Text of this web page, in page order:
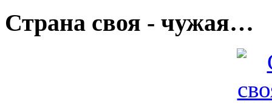
Страна своя - чужая…